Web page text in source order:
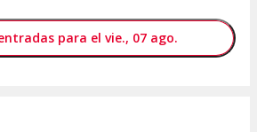
para el vie., 07 ago.